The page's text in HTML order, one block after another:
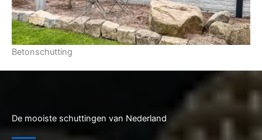
Betonschutting
De mooiste schuttingen van Nederland